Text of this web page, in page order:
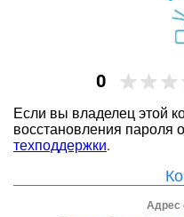
0
Если вы владелец этой
восстановления пароля
техподдержки.
Адрес